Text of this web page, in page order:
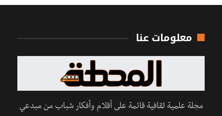
معلومات عنا
مجلة علمية ثقافية قائمة على أقلام وأفكار شباب من مبدعي